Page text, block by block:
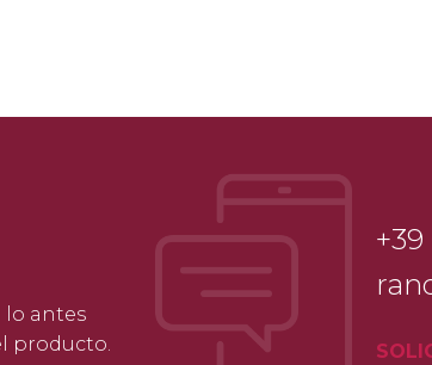
lo antes
producto.